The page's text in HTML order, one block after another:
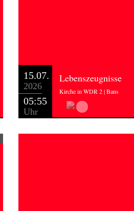
15.07.
2026
05:55
Uhr
Lebenszeugnisse
Kirche in WDR 2 | Bans